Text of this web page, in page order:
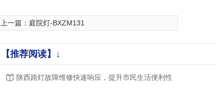
上一篇： 庭院灯-BXZM131
【推荐阅读】↓
陕西路灯故障维修快速响应，提升市民生活便利性